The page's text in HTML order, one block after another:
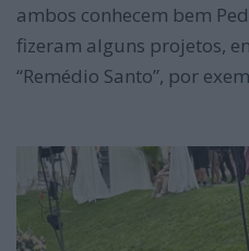
ambos conhecem bem
fizeram alguns projetos,
“Remédio Santo”, por